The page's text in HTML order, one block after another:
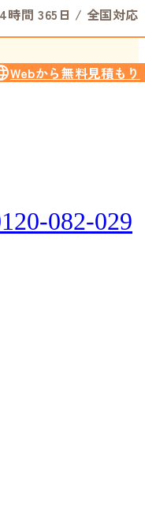
時間 365日 / 全国対応
Webから無料見積もり
082-029